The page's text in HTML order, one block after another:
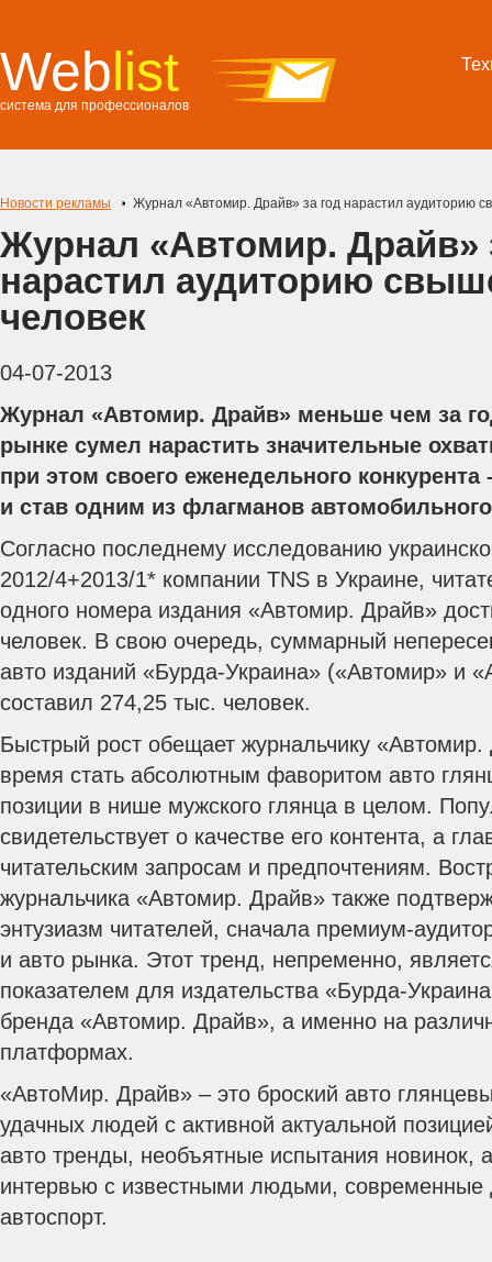
Weblist
система для профессионалов
Новости рекламы Журнал «Автомир. Драйв» за год нарастил аудиторию
Журнал «Автомир. Драйв»
нарастил аудиторию
человек
04-07-2013
Журнал «Автомир. Драйв» меньше чем за
рынке сумел нарастить значительные
при этом своего еженедельного
и став одним из флагманов
Согласно последнему исследованию
2012/4+2013/1* компании TNS в Украине,
одного номера издания «Автомир. Драйв»
человек. В свою очередь, суммарный
авто изданий «Бурда-Украина» («Автомир» и
составил 274,25 тыс. человек.
Быстрый рост обещает журнальчику
время стать абсолютным фаворитом авто
позиции в нише мужского глянца в целом.
свидетельствует о качестве его контента, а
читательским запросам и предпочтениям.
журнальчика «Автомир. Драйв» также
энтузиазм читателей, сначала премиум-
и авто рынка. Этот тренд, непременно,
показателем для издательства «Бурда-
бренда «Автомир. Драйв», а именно на
платформах.
«АвтоМир. Драйв» – это броский авто
удачных людей с активной актуальной
авто тренды, необъятные испытания новинок,
интервью с известными людьми, современные
автоспорт.